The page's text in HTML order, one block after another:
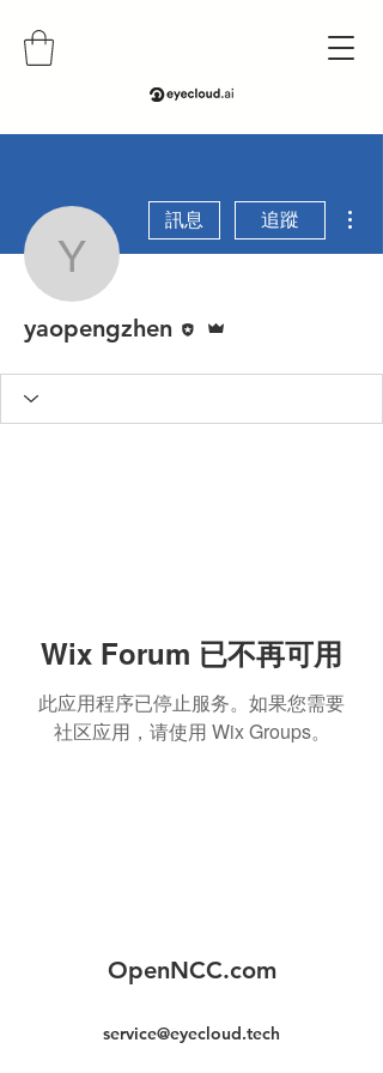
yaopengzhen
訊息 追蹤
yaopengzhen
Wix Forum 已不再可用
此应用程序已停止服务。如果您需要
社区应用，请使用 Wix Groups。
OpenNCC.com
service@eyecloud.tech